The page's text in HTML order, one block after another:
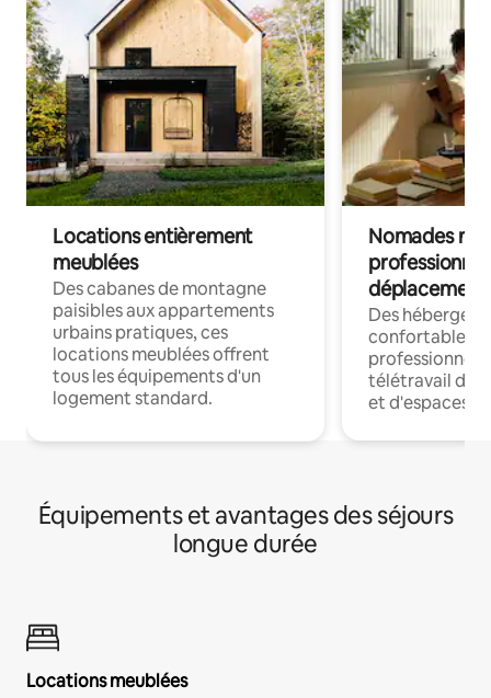
Locations entièrement
meublées
Des cabanes de montagne
paisibles aux appartements
urbains pratiques, ces
locations meublées offrent
tous les équipements d'un
logement standard.
Nomades
déplacement
Des
confortables
professionnels
télétravail
et d'espaces
Équipements et avantages des séjours
longue durée
Locations meublées